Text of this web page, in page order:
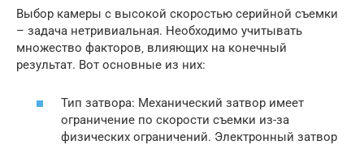
Выбор камеры с высокой скоростью серийной съемки
– задача нетривиальная. Необходимо учитывать
множество факторов‚ влияющих на конечный
результат. Вот основные из них:
Тип затвора: Механический затвор имеет
ограничение по скорости съемки из-за
физических ограничений. Электронный затвор